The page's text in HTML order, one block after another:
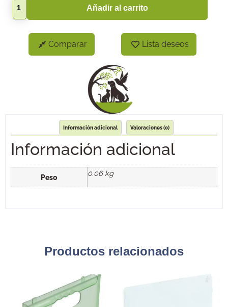
Añadir al carrito
Comparar Lista deseos
Información adicional Valoraciones (0)
Información adicional
Peso 0.06 kg
Productos relacionados